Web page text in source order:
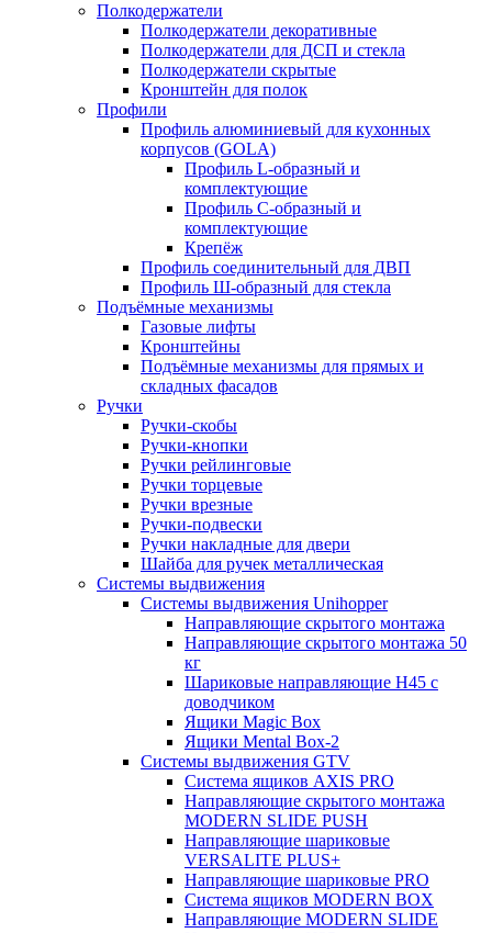
Полкодержатели
Полкодержатели декоративные
Полкодержатели для ДСП и стекла
Полкодержатели скрытые
Кронштейн для полок
Профили
Профиль алюминиевый для кухонных
корпусов (GOLA)
Профиль L-образный и
комплектующие
Профиль C-образный и
комплектующие
Крепёж
Профиль соединительный для ДВП
Профиль Ш-образный для стекла
Подъёмные механизмы
Газовые лифты
Кронштейны
Подъёмные механизмы для прямых и
складных фасадов
Ручки
Ручки-скобы
Ручки-кнопки
Ручки рейлинговые
Ручки торцевые
Ручки врезные
Ручки-подвески
Ручки накладные для двери
Шайба для ручек металлическая
Системы выдвижения
Системы выдвижения Unihopper
Направляющие скрытого монтажа
Направляющие скрытого монтажа 50
кг
Шариковые направляющие H45 с
доводчиком
Ящики Magic Box
Ящики Mental Box-2
Системы выдвижения GTV
Система ящиков AXIS PRO
Направляющие скрытого монтажа
MODERN SLIDE PUSH
Направляющие шариковые
VERSALITE PLUS+
Направляющие шариковые PRO
Система ящиков MODERN BOX
Направляющие MODERN SLIDE